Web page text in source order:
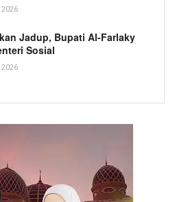
2026
Jadup, Bupati Al-Farlaky
Sosial
2026